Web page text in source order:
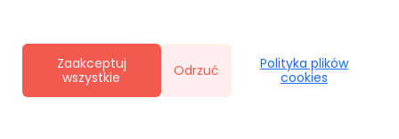
kierunku gospodarki...
Zaakceptuj
wszystkie
Odrzuć
Polityka plików
cookies